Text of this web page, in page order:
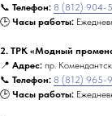
📞 Телефон: 8 (812) 904-
🕒 Часы работы:
2. ТРК «Модный
📍 Адрес: пр.
📞 Телефон: 8 (812) 965-
🕒 Часы работы: